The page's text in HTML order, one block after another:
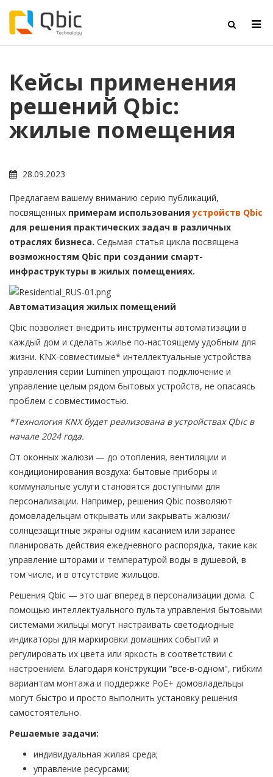
Кейсы применения
решений Qbic:
жилые помещения
28.09.2023
Предлагаем вашему вниманию серию публикаций,
посвященных примерам использованияустройств Qbic
для решения практических задач в различных
отраслях бизнеса. Седьмая статья цикла посвящена
возможностям Qbic при создании смарт-
инфраструктуры в жилых помещениях.
Автоматизация жилых помещений
Qbic позволяет внедрить инструменты автоматизации в
каждый дом и сделать жилье по-настоящему удобным для
жизни. KNX-совместимые* интеллектуальные устройства
управления серии Luminen упрощают подключение и
управление целым рядом бытовых устройств, не опасаясь
проблем с совместимостью.
*Технология KNX будет реализована в устройствах Qbic в
начале 2024 года.
От оконных жалюзи — до отопления, вентиляции и
кондиционирования воздуха: бытовые приборы и
коммунальные услуги становятся доступными для
персонализации. Например, решения Qbic позволяют
домовладельцам открывать или закрывать жалюзи/
солнцезащитные экраны одним касанием или заранее
планировать действия ежедневного распорядка, такие как
управление шторами и температурой воды в душевой, в
том числе, и в отсутствие жильцов.
Решения Qbic — это шаг вперед в персонализации дома. С
помощью интеллектуального пульта управления бытовыми
системами жильцы могут настраивать светодиодные
индикаторы для маркировки домашних событий и
регулировать их цвета или яркость в соответствии с
настроением. Благодаря конструкции "все-в-одном", гибким
вариантам монтажа и поддержке PoE+ домовладельцы
могут быстро и просто выполнить установку решения
самостоятельно.
Решаемые задачи:
индивидуальная жилая среда;
управление ресурсами;